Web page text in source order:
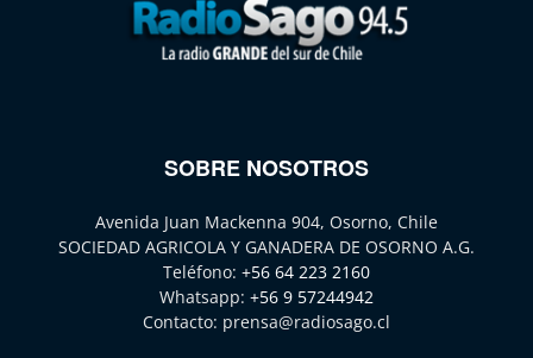
SOBRE NOSOTROS
Avenida Juan Mackenna 904, Osorno, Chile
SOCIEDAD AGRICOLA Y GANADERA DE OSORNO A.G.
Teléfono: +56 64 223 2160
Whatsapp: +56 9 57244942
Contacto: prensa@radiosago.cl